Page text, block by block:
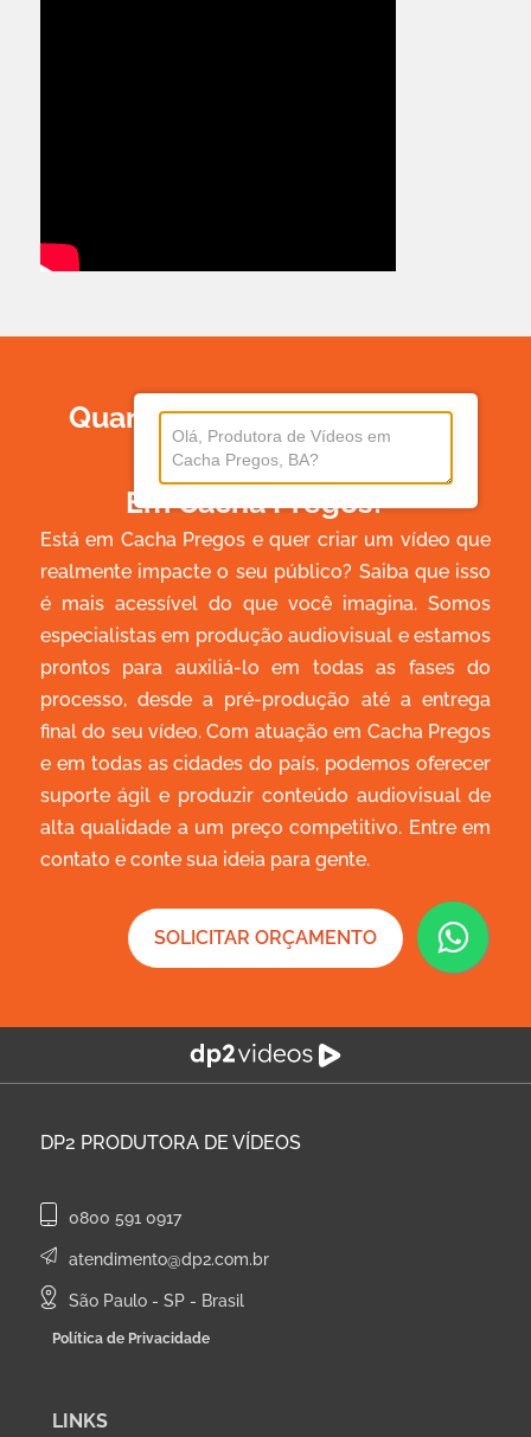
Quanto Custa Produzir Um
Vídeo
Em Cacha Pregos?
Está em Cacha Pregos e quer criar um vídeo que
realmente impacte o seu público? Saiba que isso
é mais acessível do que você imagina. Somos
especialistas em produção audiovisual e estamos
prontos para auxiliá-lo em todas as fases do
processo, desde a pré-produção até a entrega
final do seu vídeo. Com atuação em Cacha Pregos
e em todas as cidades do país, podemos oferecer
suporte ágil e produzir conteúdo audiovisual de
alta qualidade a um preço competitivo. Entre em
contato e conte sua ideia para gente.
SOLICITAR ORÇAMENTO
DP2 PRODUTORA DE VÍDEOS
0800 591 0917
atendimento@dp2.com.br
São Paulo - SP - Brasil
Política de Privacidade
LINKS